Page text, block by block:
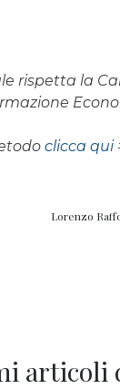
rispetta la
clicca qui
Lorenzo
articoli